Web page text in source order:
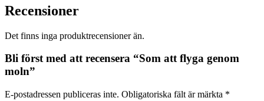
Recensioner
Det finns inga produktrecensioner än.
Bli först med att recensera “Som att flyga genom
moln”
E-postadressen publiceras inte. Obligatoriska fält är märkta *